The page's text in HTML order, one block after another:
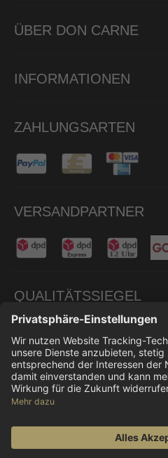
ÜBER DON CARNE
INFORMATIONEN
ZAHLUNGSARTEN
VERSANDPARTNER
QUALITÄTSSIEGEL
Alle Preise inkl. gesetzl.
Versandkostenund ggf.